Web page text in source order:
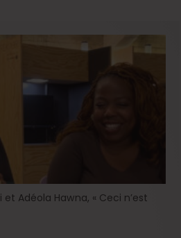
et Adéola Hawna, « Ceci n’est